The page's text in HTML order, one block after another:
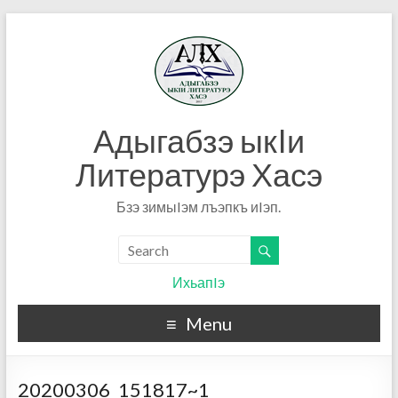
Адыгабзэ ыкIи
Литературэ Хасэ
Бзэ зимыIэм лъэпкъ иIэп.
ИхьапIэ
Menu
20200306_151817~1